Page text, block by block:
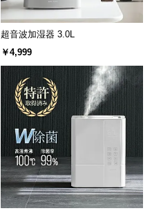
超音波加湿器 3.0L
￥4,999